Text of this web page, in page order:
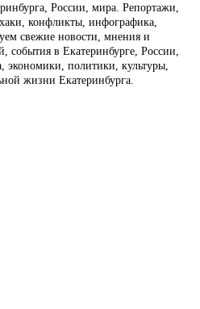
России, мира. Репортажи,
конфликты, инфографика,
свежие новости, мнения и
события в Екатеринбурге, России,
экономики, политики, культуры,
жизни Екатеринбурга.